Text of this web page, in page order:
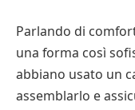
Parlando di
una forma così
abbiano usato un
assemblarlo e